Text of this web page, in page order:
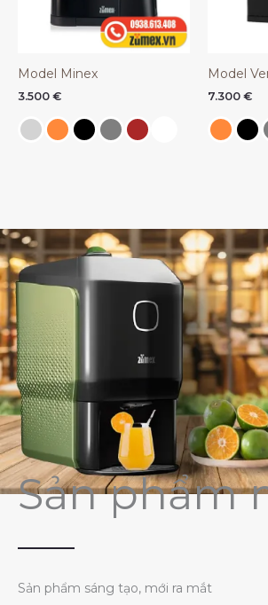
Model Minex
3.500 €
Model
7.300 €
Sản phẩm
Sản phẩm sáng tạo, mới ra mắt